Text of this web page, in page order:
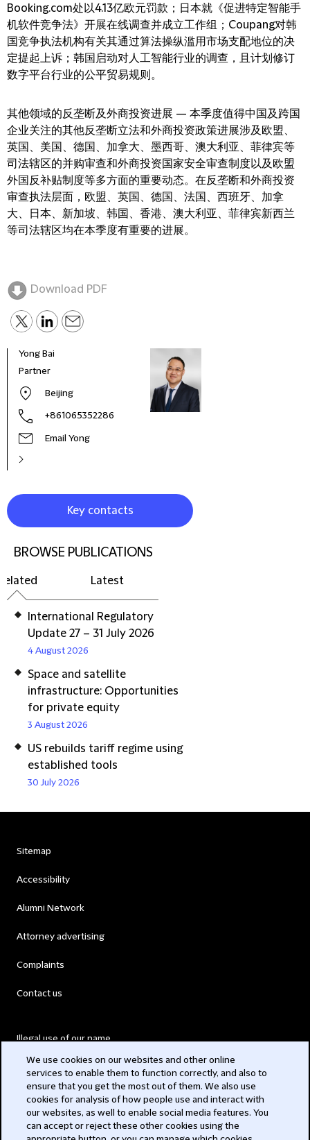
Booking.com处以4.13亿欧元罚款；日本就《促进特定智能手
机软件竞争法》开展在线调查并成立工作组；Coupang对韩
国竞争执法机构有关其通过算法操纵滥用市场支配地位的决
定提起上诉；韩国启动对人工智能行业的调查，且计划修订
数字平台行业的公平贸易规则。
其他领域的反垄断及外商投资进展 — 本季度值得中国及跨国
企业关注的其他反垄断立法和外商投资政策进展涉及欧盟、
英国、美国、德国、加拿大、墨西哥、澳大利亚、菲律宾等
司法辖区的并购审查和外商投资国家安全审查制度以及欧盟
外国反补贴制度等多方面的重要动态。在反垄断和外商投资
审查执法层面，欧盟、英国、德国、法国、西班牙、加拿
大、日本、新加坡、韩国、香港、澳大利亚、菲律宾新西兰
等司法辖区均在本季度有重要的进展。
Download PDF
Yong Bai
Partner
Beijing
+861065352286
Email Yong
Key contacts
BROWSE PUBLICATIONS
Latest
International Regulatory
Update 27 – 31 July 2026
4 August 2026
Space and satellite
infrastructure: Opportunities
for private equity
3 August 2026
US rebuilds tariff regime using
established tools
30 July 2026
Sitemap
Accessibility
Alumni Network
Attorney advertising
Complaints
Contact us
Illegal use of our name
Modern Slavery Act
Privacy
We use cookies on our websites and other online
services to enable them to function correctly, and also to
ensure that you get the most out of them. We also use
cookies for analysis of how people use and interact with
our websites, as well to enable social media features. You
can accept or reject these other cookies using the